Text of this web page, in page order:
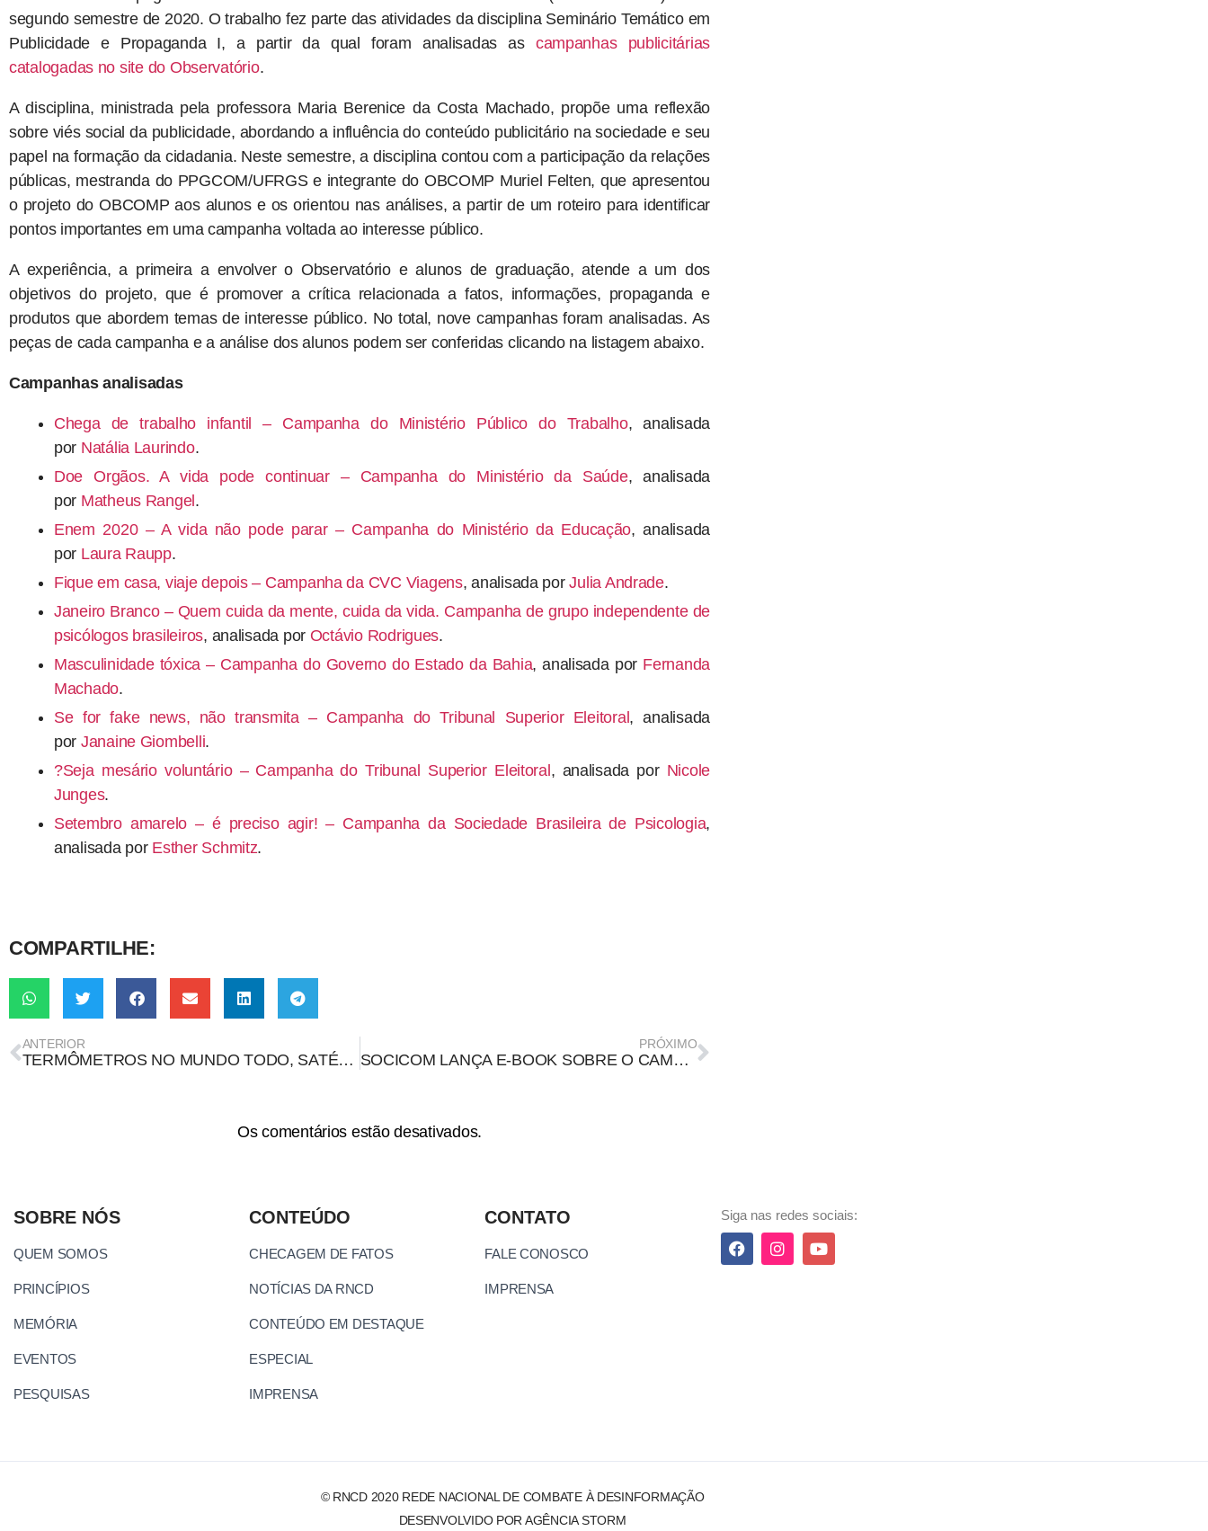
segundo semestre de 2020. O trabalho fez parte das atividades da disciplina Seminário Temático em
Publicidade e Propaganda I, a partir da qual foram analisadas as campanhas publicitárias
catalogadas no site do Observatório.
A disciplina, ministrada pela professora Maria Berenice da Costa Machado, propõe uma reflexão
sobre viés social da publicidade, abordando a influência do conteúdo publicitário na sociedade e seu
papel na formação da cidadania. Neste semestre, a disciplina contou com a participação da relações
públicas, mestranda do PPGCOM/UFRGS e integrante do OBCOMP Muriel Felten, que apresentou
o projeto do OBCOMP aos alunos e os orientou nas análises, a partir de um roteiro para identificar
pontos importantes em uma campanha voltada ao interesse público.
A experiência, a primeira a envolver o Observatório e alunos de graduação, atende a um dos
objetivos do projeto, que é promover a crítica relacionada a fatos, informações, propaganda e
produtos que abordem temas de interesse público. No total, nove campanhas foram analisadas. As
peças de cada campanha e a análise dos alunos podem ser conferidas clicando na listagem abaixo.
Campanhas analisadas
Chega de trabalho infantil – Campanha do Ministério Público do Trabalho, analisada
por Natália Laurindo.
Doe Orgãos. A vida pode continuar – Campanha do Ministério da Saúde, analisada
por Matheus Rangel .
Enem 2020 – A vida não pode parar – Campanha do Ministério da Educação, analisada
por Laura Raupp.
Fique em casa, viaje depois – Campanha da CVC Viagens, analisada porJulia Andrade.
Janeiro Branco – Quem cuida da mente, cuida da vida. Campanha de grupo independente de
psicólogos brasileiros, analisada por Octávio Rodrigues.
Masculinidade tóxica – Campanha do Governo do Estado da Bahia, analisada por Fernanda
Machado.
Se for fake news, não transmita – Campanha do Tribunal Superior Eleitoral , analisada
por Janaine Giombelli.
?Seja mesário voluntário – Campanha do Tribunal Superior Eleitoral , analisada por Nicole
Junges.
Setembro amarelo – é preciso agir! – Campanha da Sociedade Brasileira de Psicologia,
analisada por Esther Schmitz.
COMPARTILHE:
ANTERIOR
TERMÔMETROS NO MUNDO TODO, SATÉLITES E BALÕES APONTAM TENDÊNCIA DE AQUECIMENTO DA TERRA
PRÓXIMO
SOCICOM LANÇA E-BOOK SOBRE O CAMPO DA COMUNICAÇÃO: “O CAMPO DA COMUNICAÇÃO – EPISTEMOLOGIA E CONTRIBUIÇÕES CIENTÍFICAS”
Os comentários estão desativados.
SOBRE NÓS
QUEM SOMOS
PRINCÍPIOS
MEMÓRIA
EVENTOS
PESQUISAS
CONTEÚDO
CHECAGEM DE FATOS
NOTÍCIAS DA RNCD
CONTEÚDO EM DESTAQUE
ESPECIAL
IMPRENSA
CONTATO
FALE CONOSCO
IMPRENSA
Siga nas redes sociais:
© RNCD 2020 REDE NACIONAL DE COMBATE À DESINFORMAÇÃO
DESENVOLVIDO POR AGÊNCIA STORM